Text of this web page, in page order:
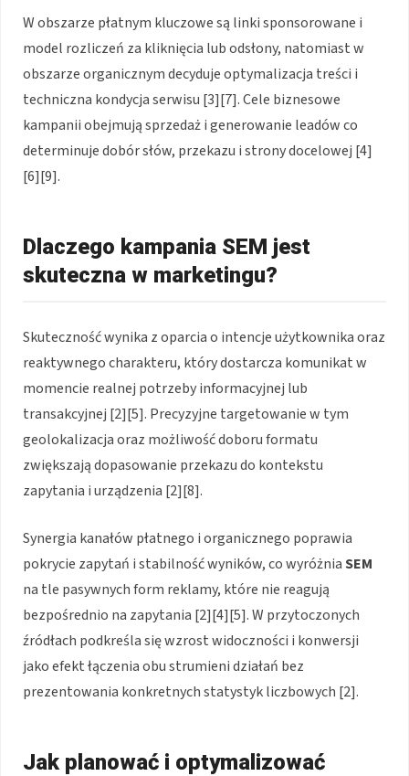
W obszarze płatnym kluczowe są linki sponsorowane i
model rozliczeń za kliknięcia lub odsłony, natomiast w
obszarze organicznym decyduje optymalizacja treści i
techniczna kondycja serwisu [3][7]. Cele biznesowe
kampanii obejmują sprzedaż i generowanie leadów co
determinuje dobór słów, przekazu i strony docelowej [4]
[6][9].
Dlaczego kampania SEM jest
skuteczna w marketingu?
Skuteczność wynika z oparcia o intencje użytkownika oraz
reaktywnego charakteru, który dostarcza komunikat w
momencie realnej potrzeby informacyjnej lub
transakcyjnej [2][5]. Precyzyjne targetowanie w tym
geolokalizacja oraz możliwość doboru formatu
zwiększają dopasowanie przekazu do kontekstu
zapytania i urządzenia [2][8].
Synergia kanałów płatnego i organicznego poprawia
pokrycie zapytań i stabilność wyników, co wyróżniaSEM
na tle pasywnych form reklamy, które nie reagują
bezpośrednio na zapytania [2][4][5]. W przytoczonych
źródłach podkreśla się wzrost widoczności i konwersji
jako efekt łączenia obu strumieni działań bez
prezentowania konkretnych statystyk liczbowych [2].
Jak planować i optymalizować